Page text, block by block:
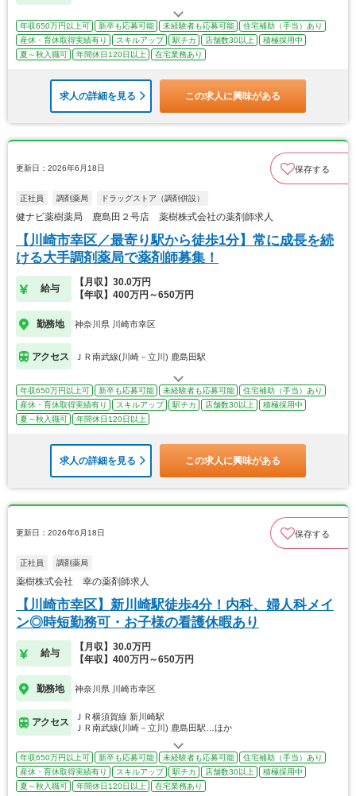
年収650万円以上可 新卒も応募可能 未経験者も応募可能
住宅補助（手当）あり
産休・育休取得実績有り
スキルアップ 駅チカ 店舗数30以上
積極採用中
夏～秋入職可
年間休日120日以上 在宅業務あり
求人の詳細を見る この求人に興味がある
更新日：2026年6月18日 保存する
正社員 調剤薬局 ドラッグストア（調剤併設）
健ナビ薬樹薬局 鹿島田２号店 薬樹株式会社の薬剤師求人
【川崎市幸区／最寄り駅から徒歩1分】常に成長を続
ける大手調剤薬局で薬剤師募集！
給与
【月収】30.0万円
【年収】400万円～650万円
勤務地 神奈川県 川崎市幸区
アクセス ＪＲ南武線(川崎－立川) 鹿島田駅
年収650万円以上可 新卒も応募可能 未経験者も応募可能
住宅補助（手当）あり
産休・育休取得実績有り
スキルアップ 駅チカ 店舗数30以上
積極採用中
夏～秋入職可
年間休日120日以上
求人の詳細を見る この求人に興味がある
更新日：2026年6月18日 保存する
正社員 調剤薬局
薬樹株式会社 幸の薬剤師求人
【川崎市幸区】新川崎駅徒歩4分！内科、婦人科メイ
ン◎時短勤務可・お子様の看護休暇あり
給与
【月収】30.0万円
【年収】400万円～650万円
勤務地 神奈川県 川崎市幸区
アクセス
ＪＲ横須賀線 新川崎駅
ＪＲ南武線(川崎－立川) 鹿島田駅…ほか
年収650万円以上可 新卒も応募可能 未経験者も応募可能
住宅補助（手当）あり
産休・育休取得実績有り
スキルアップ 駅チカ 店舗数30以上
積極採用中
夏～秋入職可
年間休日120日以上 在宅業務あり